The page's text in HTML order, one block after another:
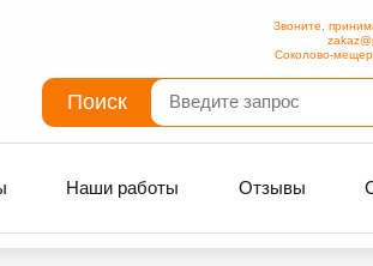
Звоните,
Соколово-
Поиск
Наши работы Отзывы